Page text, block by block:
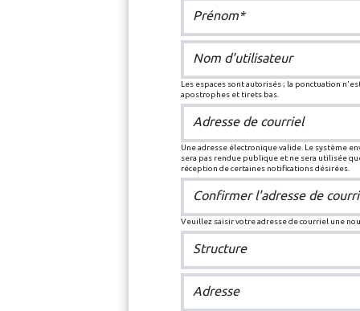
Prénom*
Nom d'utilisateur
Les espaces sont autorisés ; la ponctuation
apostrophes et tirets bas.
Adresse de courriel
Une adresse électronique valide. Le système
sera pas rendue publique et ne sera utilisée
réception de certaines notifications désirées.
Confirmer l'adresse de
Veuillez saisir votre adresse de courriel une
Structure
Adresse